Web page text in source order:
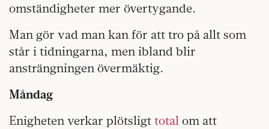
omständigheter mer övertygande.
Man gör vad man kan för att tro på allt som
står i tidningarna, men ibland blir
ansträngningen övermäktig.
Måndag
Enigheten verkar plötsligt total om att